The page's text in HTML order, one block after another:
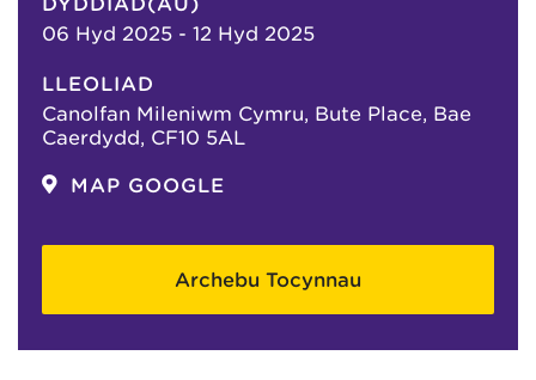
06 Hyd 2025 - 12 Hyd 2025
LLEOLIAD
Canolfan Mileniwm Cymru, Bute Place, Bae
Caerdydd, CF10 5AL
MAP GOOGLE
Archebu Tocynnau